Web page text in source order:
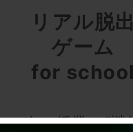
リアル脱
ゲーム
for
次の授業は“謎